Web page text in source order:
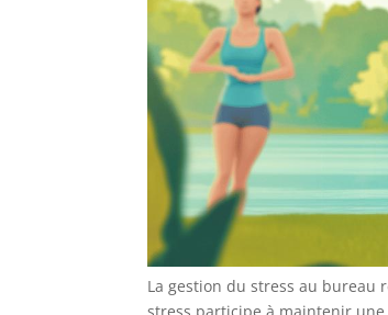
La gestion du stress au